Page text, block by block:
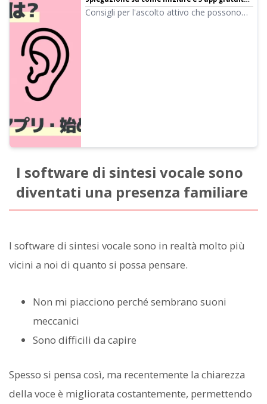
consigliate | Software di sintesi vocale
Ondoku
Consigli per l'ascolto attivo che possono
I software di sintesi vocale sono
diventati una presenza familiare
I software di sintesi vocale sono in realtà molto più
vicini a noi di quanto si possa pensare.
Non mi piacciono perché sembrano suoni
meccanici
Sono difficili da capire
Spesso si pensa così, ma recentemente la chiarezza
della voce è migliorata costantemente, permettendo